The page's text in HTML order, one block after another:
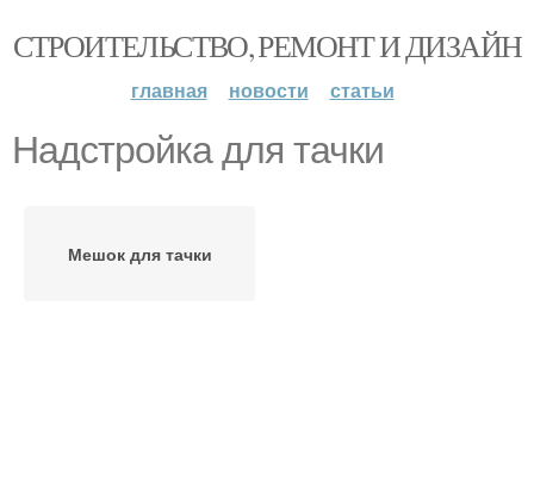
СТРОИТЕЛЬСТВО, РЕМОНТ И ДИЗАЙН
главная новости статьи
Надстройка для тачки
Мешок для тачки